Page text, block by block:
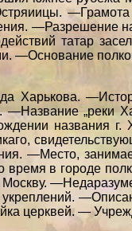
татар
—Основание
Харькова.
—Название „реки
названия
—Место,
в городе
церквей. —